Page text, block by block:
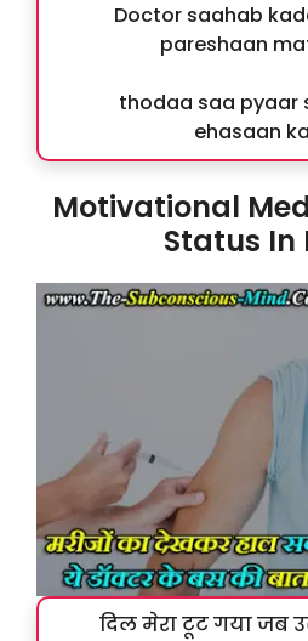
Doctor saahab
pareshaan
thodaa saa pyaar
ehasaan
Motivational
Status In
दिल मेरा टूट गया जब